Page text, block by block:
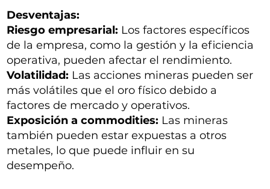
Desventajas:
Riesgo empresarial: Los factores específicos
de la empresa, como la gestión y la eficiencia
operativa, pueden afectar el rendimiento.
Volatilidad: Las acciones mineras pueden ser
más volátiles que el oro físico debido a
factores de mercado y operativos.
Exposición a commodities: Las mineras
también pueden estar expuestas a otros
metales, lo que puede influir en su
desempeño.